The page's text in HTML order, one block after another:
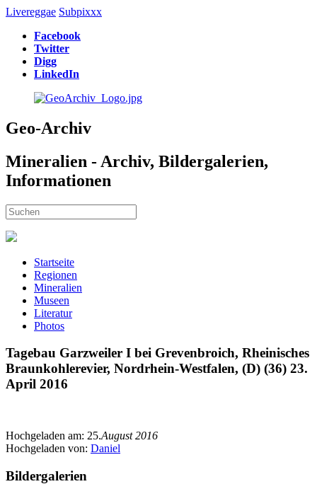
Livereggae Subpixxx
Facebook
Twitter
Digg
LinkedIn
Geo-Archiv
Mineralien - Archiv, Bildergalerien,
Informationen
Startseite
Regionen
Mineralien
Museen
Literatur
Photos
Tagebau Garzweiler I bei Grevenbroich, Rheinisches
Braunkohlerevier, Nordrhein-Westfalen, (D) (36) 23.
April 2016
Hochgeladen am: 25.August 2016
Hochgeladen von: Daniel
Bildergalerien